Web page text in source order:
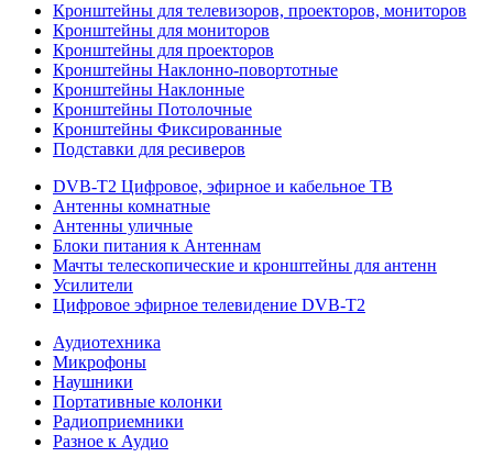
Кронштейны для телевизоров, проекторов, мониторов
Кронштейны для мониторов
Кронштейны для проекторов
Кронштейны Наклонно-повортотные
Кронштейны Наклонные
Кронштейны Потолочные
Кронштейны Фиксированные
Подставки для ресиверов
DVB-T2 Цифровое, эфирное и кабельное ТВ
Антенны комнатные
Антенны уличные
Блоки питания к Антеннам
Мачты телескопические и кронштейны для антенн
Усилители
Цифровое эфирное телевидение DVB-Т2
Аудиотехника
Микрофоны
Наушники
Портативные колонки
Радиоприемники
Разное к Аудио